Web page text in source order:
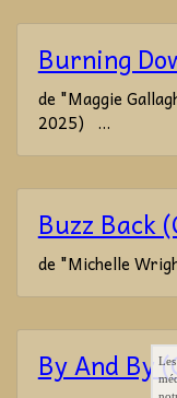
Burning
de "Maggie
2025) ...
Buzz Back
de "Michelle
By And By